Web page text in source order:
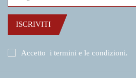
ISCRIVITI
Accetto i termini e le condizioni.